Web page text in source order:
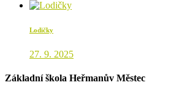
Lodičky
27. 9. 2025
Základní škola Heřmanův Městec